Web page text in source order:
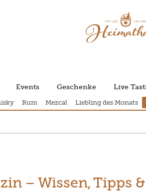
Events Geschenke Live
Rum Mezcal Liebling des Monats
– Wissen, Tipps